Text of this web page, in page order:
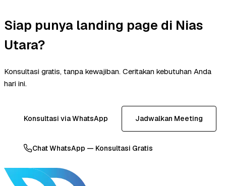
Siap punya landing page di Nias
Utara?
Konsultasi gratis, tanpa kewajiban. Ceritakan kebutuhan Anda
hari ini.
Konsultasi via WhatsApp Jadwalkan Meeting
Chat WhatsApp — Konsultasi Gratis